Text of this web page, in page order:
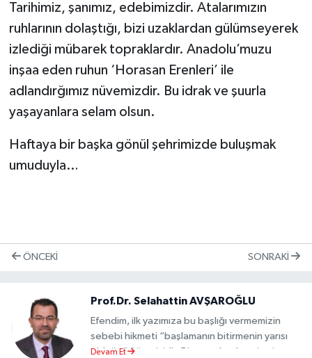
Tarihimiz, şanımız, edebimizdir. Atalarımızın
ruhlarının dolaştığı, bizi uzaklardan gülümseyerek
izlediği mübarek topraklardır. Anadolu’muzu
inşaa eden ruhun ‘Horasan Erenleri’ ile
adlandırğımız nüvemizdir. Bu idrak ve şuurla
yaşayanlara selam olsun.
Haftaya bir başka gönül şehrimizde buluşmak
umuduyla…
ÖNCEKI SONRAKI
Prof.Dr. Selahattin AVŞAROĞLU
Efendim, ilk yazımıza bu başlığı vermemizin
sebebi hikmeti “başlamanın bitirmenin yarısı
olduğu” öğretisidir. Bir şeye başlıyor ise insan
Devam Et